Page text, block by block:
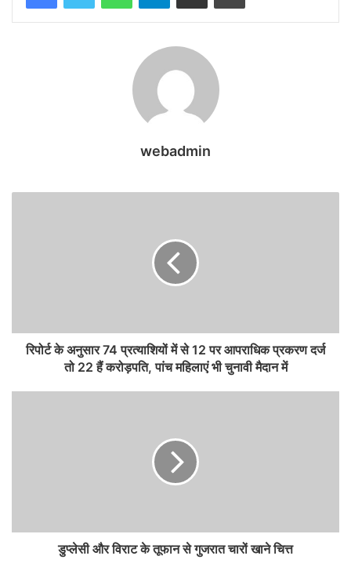
webadmin
रिपोर्ट के अनुसार 74 प्रत्याशियों में से 12 पर आपराधिक प्रकरण दर्ज
तो 22 हैं करोड़पति, पांच महिलाएं भी चुनावी मैदान में
डुप्लेसी और विराट के तूफान से गुजरात चारों खाने चित्त